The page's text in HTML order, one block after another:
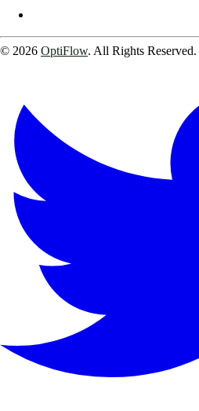
© 2026 OptiFlow. All Rights Reserved.